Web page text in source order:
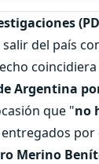
del país
Argentina
que "no
por
Merino